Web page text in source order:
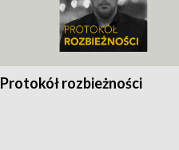
Protokół rozbieżności